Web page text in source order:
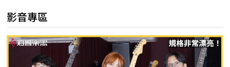
影音專區